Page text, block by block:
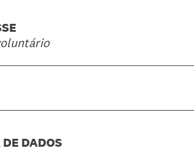
DADOS